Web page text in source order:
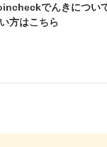
でんきについ
方はこちら